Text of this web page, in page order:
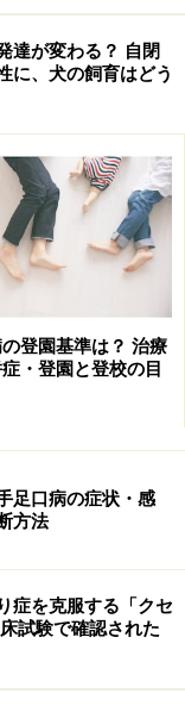
られたら、鵞口瘡
苔のような白い塊
ミルクのカスのよ
主に、口の内側に
きます。時に食
りますが、無症
痛みはなかなか
サインになるこ
因……なぜ口内
粘液などの環境
。しかし、この
、鵞口瘡になり
達が変わる？ 自閉
に、犬の飼育はどう
登園基準は？ 治療
・登園と登校の目
足口病の症状・感
方法
症を克服する「クセ
試験で確認された